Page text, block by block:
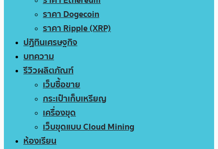
ราคา Dogecoin
ราคา Ripple (XRP)
ปฏิทินเศรษฐกิจ
บทความ
รีวิวผลิตภัณฑ์
เว็บซื้อขาย
กระเป๋าเก็บเหรียญ
เครื่องขุด
เว็บขุดแบบ Cloud Mining
ห้องเรียน